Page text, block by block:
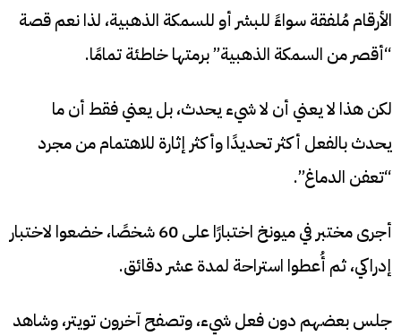
الأرقام مُلفقة سواءً للبشر أو للسمكة الذهبية، لذا نعم قصة
“أقصر من السمكة الذهبية” برمتها خاطئة تمامًا.
لكن هذا لا يعني أن لا شيء يحدث، بل يعني فقط أن ما
يحدث بالفعل أكثر تحديدًا وأكثر إثارة للاهتمام من مجرد
“تعفن الدماغ”.
أجرى مختبر في ميونخ اختبارًا على 60 شخصًا، خضعوا لاختبار
إدراكي، ثم أُعطوا استراحة لمدة عشر دقائق.
جلس بعضهم دون فعل شيء، وتصفح آخرون تويتر، وشاهد